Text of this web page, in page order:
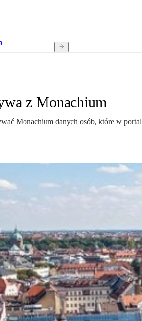
z Monachium
Monachium danych osób, które w